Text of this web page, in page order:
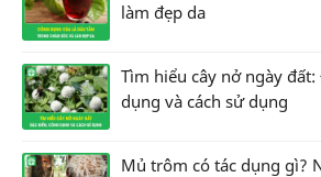
làm đẹp da
Tìm hiểu cây nở ngày
dụng và cách sử dụng
Mủ trôm có tác dụng gì?